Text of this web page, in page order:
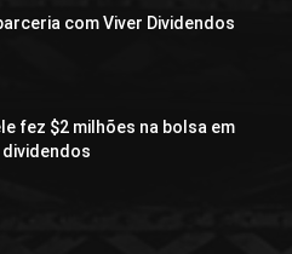
com Viver Dividendos
fez $2 milhões na bolsa em